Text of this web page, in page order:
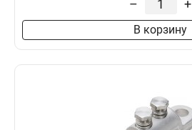
– +
В корзину